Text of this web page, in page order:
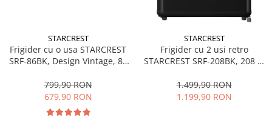
STARCREST
Frigider cu o usa STARCREST
SRF-86BK, Design Vintage, 85
interioara, H 84 cm, Negru
799,90 RON
679,90 RON
STARCREST
Frigider cu 2 usi retro
STARCREST SRF-208BK, 208 L,
Iluminare LED, Termostat
Reglabil, H 147 cm, Negru
1.499,90 RON
1.199,90 RON